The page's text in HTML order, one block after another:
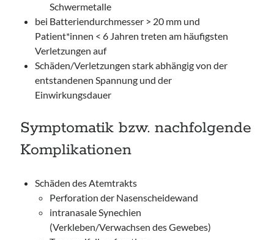
Schwermetalle
bei Batteriendurchmesser > 20 mm und
Patient*innen < 6 Jahren treten am häufigsten
Verletzungen auf
Schäden/Verletzungen stark abhängig von der
entstandenen Spannung und der
Einwirkungsdauer
Symptomatik bzw. nachfolgende
Komplikationen
Schäden des Atemtrakts
Perforation der Nasenscheidewand
intranasale Synechien
(Verkleben/Verwachsen des Gewebes)